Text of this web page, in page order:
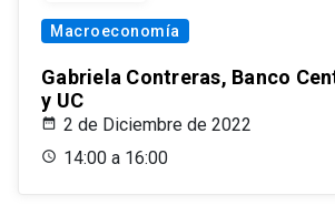
Macroeconomía
Gabriela Contreras, Banco
y UC
2 de Diciembre de 2022
14:00 a 16:00